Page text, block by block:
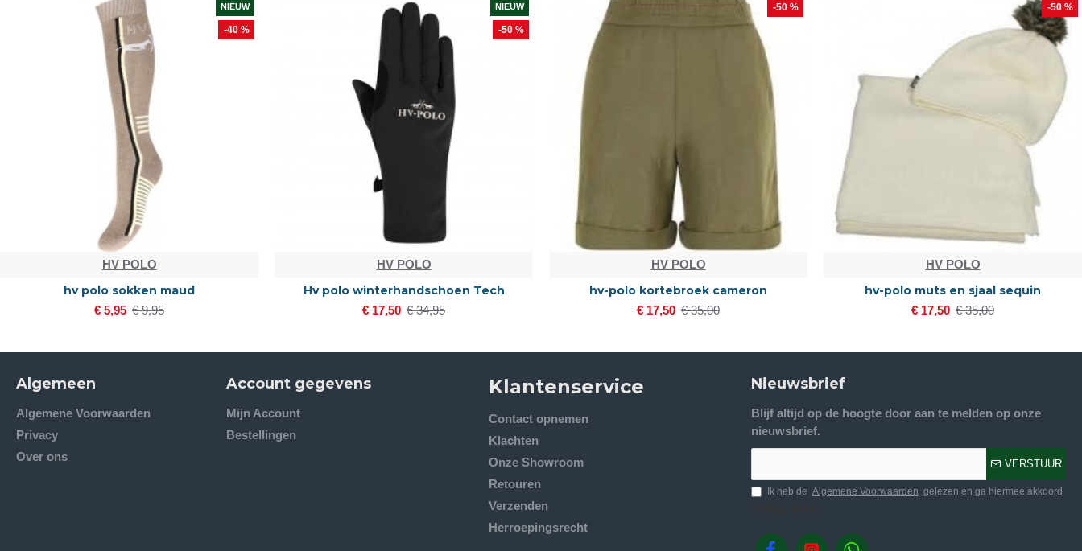
NIEUW
-40 %
HV POLO
hv polo sokken maud
€ 5,95 € 9,95
NIEUW
-50 %
HV POLO
Hv polo winterhandschoen Tech
€ 17,50 € 34,95
-50 %
HV POLO
hv-polo kortebroek cameron
€ 17,50 € 35,00
-50 %
HV POLO
hv-polo muts en sjaal sequin
€ 17,50 € 35,00
Algemeen
Algemene Voorwaarden
Privacy
Over ons
Account gegevens
Mijn Account
Bestellingen
Klantenservice
Contact opnemen
Klachten
Onze Showroom
Retouren
Verzenden
Herroepingsrecht
Nieuwsbrief
Blijf altijd op de hoogte door aan te melden op onze
nieuwsbrief.
VERSTUUR
Ik heb de Algemene Voorwaarden gelezen en ga hiermee akkoord